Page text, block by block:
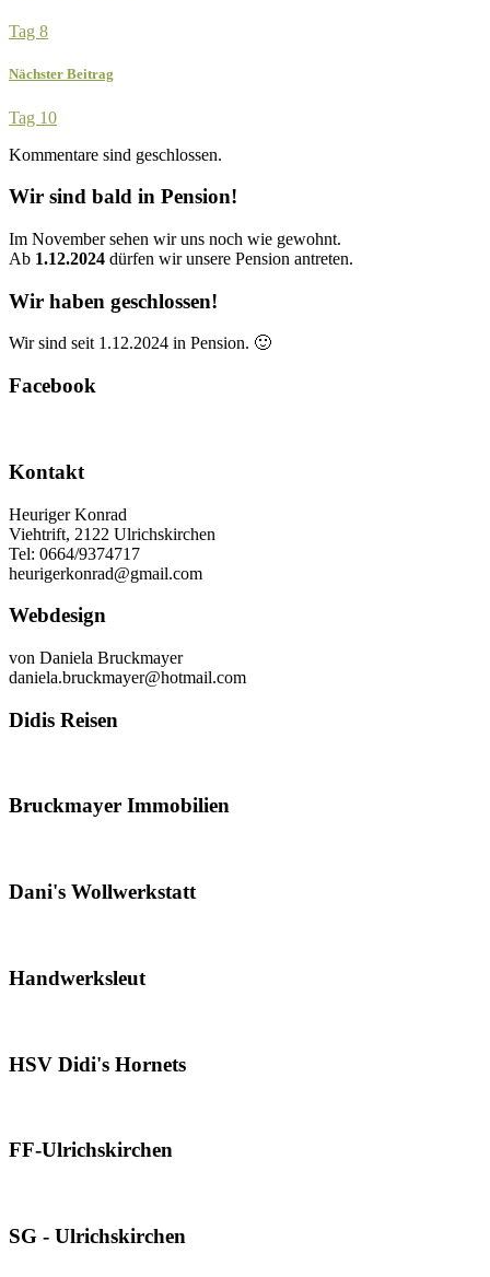
Tag 8
Nächster Beitrag
Tag 10
Kommentare sind geschlossen.
Wir sind bald in Pension!
Im November sehen wir uns noch wie gewohnt.
Ab 1.12.2024 dürfen wir unsere Pension antreten.
Wir haben geschlossen!
Wir sind seit 1.12.2024 in Pension. 🙂
Facebook
Kontakt
Heuriger Konrad
Viehtrift, 2122 Ulrichskirchen
Tel: 0664/9374717
heurigerkonrad@gmail.com
Webdesign
von Daniela Bruckmayer
daniela.bruckmayer@hotmail.com
Didis Reisen
Bruckmayer Immobilien
Dani's Wollwerkstatt
Handwerksleut
HSV Didi's Hornets
FF-Ulrichskirchen
SG - Ulrichskirchen